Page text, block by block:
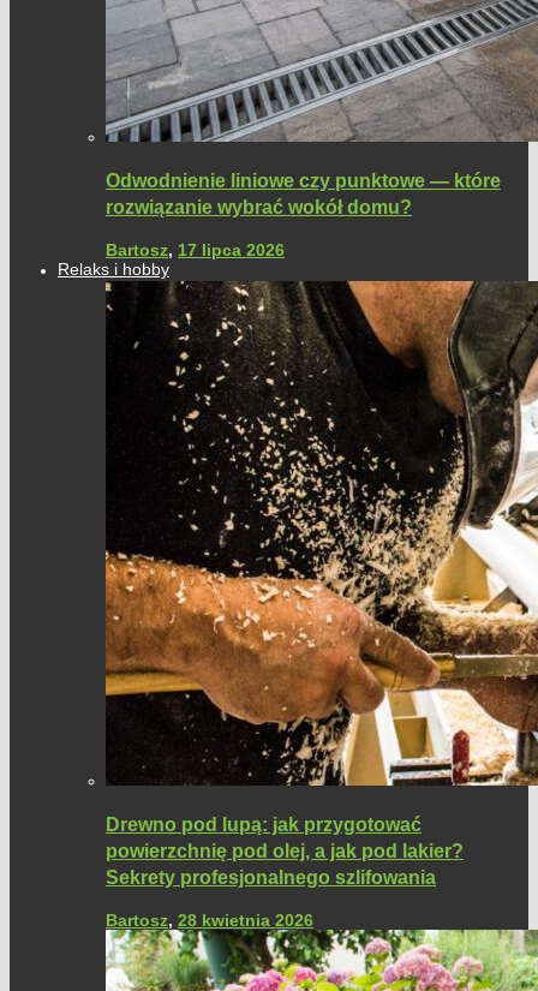
Odwodnienie liniowe czy punktowe — które
rozwiązanie wybrać wokół domu?
Bartosz, 17 lipca 2026
Relaks i hobby
Drewno pod lupą: jak przygotować
powierzchnię pod olej, a jak pod lakier?
Sekrety profesjonalnego szlifowania
Bartosz, 28 kwietnia 2026